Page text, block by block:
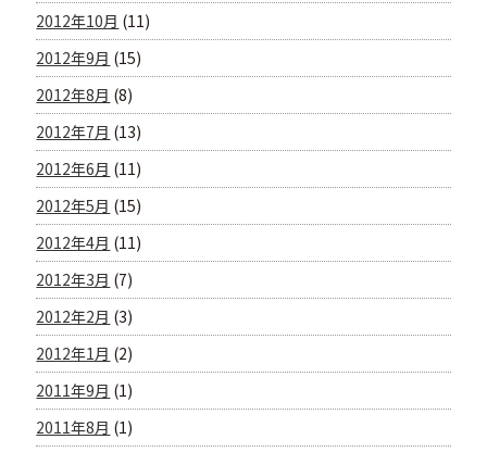
2012年10月 (11)
2012年9月 (15)
2012年8月 (8)
2012年7月 (13)
2012年6月 (11)
2012年5月 (15)
2012年4月 (11)
2012年3月 (7)
2012年2月 (3)
2012年1月 (2)
2011年9月 (1)
2011年8月 (1)